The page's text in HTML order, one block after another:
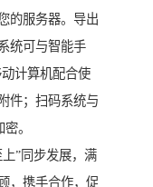
的服务器。导出
统可与智能手
计算机配合使
件；扫码系统与
。
”同步发展，满
，携手合作，促